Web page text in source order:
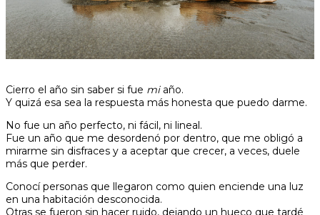
Cierro el año sin saber si fue miaño.
Y quizá esa sea la respuesta más honesta que puedo darme.
No fue un año perfecto, ni fácil, ni lineal.
Fue un año que me desordenó por dentro, que me obligó a
mirarme sin disfraces y a aceptar que crecer, a veces, duele
más que perder.
Conocí personas que llegaron como quien enciende una luz
en una habitación desconocida.
Otras se fueron sin hacer ruido, dejando un hueco que tardé